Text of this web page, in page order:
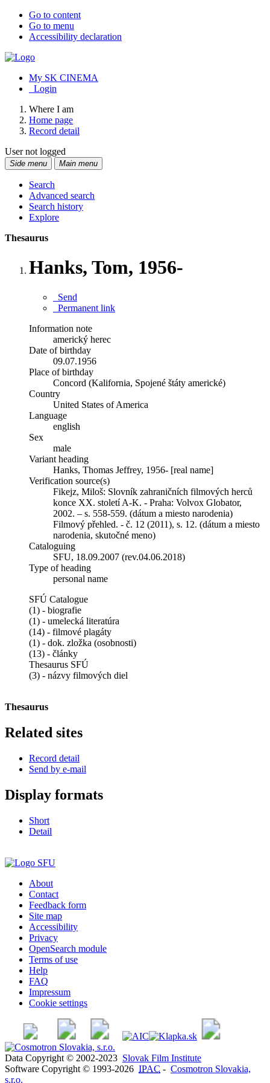
Go to content
Go to menu
Accessibility declaration
My SK CINEMA
Login
Where I am
Home page
Record detail
User not logged
Side menu Main menu
Search
Advanced search
Search history
Explore
Thesaurus
Hanks, Tom, 1956-
Send
Permanent link
Information note
americký herec
Date of birthday
09.07.1956
Place of birthday
Concord (Kalifornia, Spojené štáty americké)
Country
United States of America
Language
english
Sex
male
Variant heading
Hanks, Thomas Jeffrey, 1956- [real name]
Verification source(s)
Fikejz, Miloš: Slovník zahraničních filmových herců
konce XX. století A-K. - Praha: Volvox Globator,
2002. – s. 558-559. (dátum a miesto narodenia)
Filmový přehled. - č. 12 (2011), s. 12. (dátum a miesto
narodenia, skutočné meno)
Cataloguing
SFU, 18.09.2007 (rev.04.06.2018)
Type of heading
personal name
SFÚ Catalogue
(1) - biografie
(1) - umelecká literatúra
(14) - filmové plagáty
(1) - dok. zložka (osobnosti)
(13) - články
Thesaurus SFÚ
(3) - názvy filmových diel
Thesaurus
Related sites
Record detail
Send by e-mail
Display formats
Short
Detail
About
Contact
Feedback form
Site map
Accessibility
Privacy
OpenSearch module
Terms of use
Help
FAQ
Impressum
Cookie settings
Data Copyright © 2002-2023 Slovak Film Institute
Software Copyright © 1993-2026 IPAC - Cosmotron Slovakia,
s.r.o.